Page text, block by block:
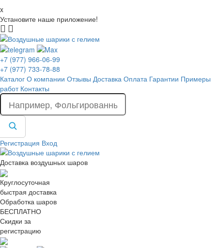
x
Установите наше приложение!
+7 (977) 966-06-99
+7 (977) 733-78-88
Каталог О компании Отзывы Доставка Оплата Гарантии Примеры
работ Контакты
Регистрация Вход
Доставка воздушных шаров
Круглосуточная
быстрая доставка
Обработка шаров
БЕСПЛАТНО
Скидки за
регистрацию